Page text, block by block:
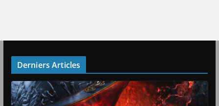
Derniers Articles